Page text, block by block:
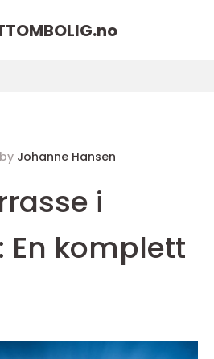
no
by Johanne Hansen
i
En komplett